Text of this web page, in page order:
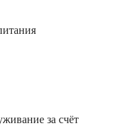
за счёт